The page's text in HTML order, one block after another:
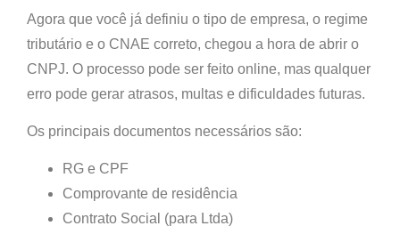
Agora que você já definiu o tipo de empresa, o regime
tributário e o CNAE correto, chegou a hora de abrir o
CNPJ. O processo pode ser feito online, mas qualquer
erro pode gerar atrasos, multas e dificuldades futuras.
Os principais documentos necessários são:
RG e CPF
Comprovante de residência
Contrato Social (para Ltda)